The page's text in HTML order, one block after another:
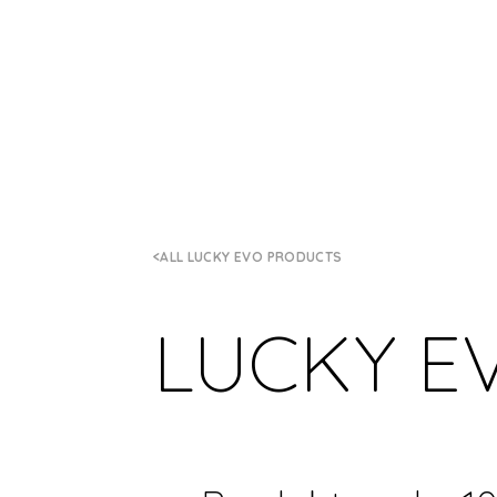
ALL LUCKY EVO PRODUCTS
LUCKY